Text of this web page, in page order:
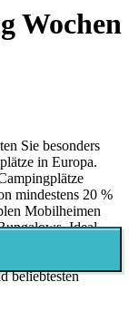
Wochen
Sie besonders
in Europa.
mindestens 20 %
Mobilheimen
Ideal,
suchen, ohne
machen zu
beliebtesten